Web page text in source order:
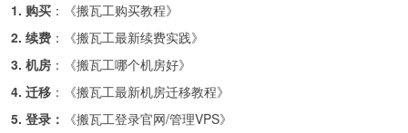
1. 购买 ：《搬瓦工购买教程》
2. 续费 ：《搬瓦工最新续费实践》
3. 机房 ：《搬瓦工哪个机房好》
4. 迁移 ：《搬瓦工最新机房迁移教程》
5. 登录：
《搬瓦工登录官网/管理VPS》